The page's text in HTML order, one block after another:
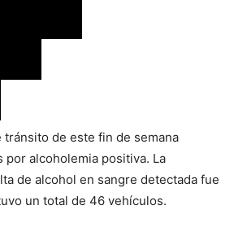
tránsito de este fin de semana
por alcoholemia positiva. La
de alcohol en sangre detectada fue
un total de 46 vehículos.